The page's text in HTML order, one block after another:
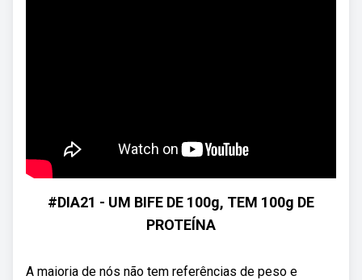
#DIA21 - UM BIFE DE 100g, TEM 100g DE
PROTEÍNA
A maioria de nós não tem referências de peso e